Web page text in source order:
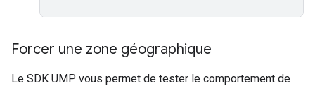
Forcer une zone géographique
Le SDK UMP vous permet de tester le comportement de